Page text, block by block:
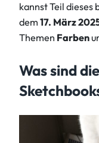
kannst Teil dieses
dem 17. März
Themen Farben
Was sind